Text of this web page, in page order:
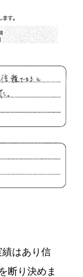
はあり信
断り決めま